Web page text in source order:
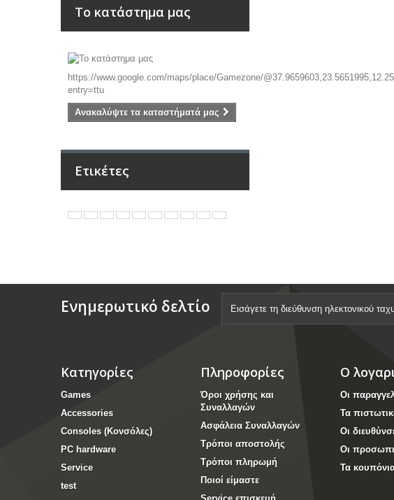
Το κατάστημα μας
https://www.google.com/maps/place/Gamezone/
entry=ttu
Ανακαλύψτε τα καταστήματά μας
Ετικέτες
Ενημερωτικό δελτίο
Κατηγορίες
Games
Accessories
Consoles (Κονσόλες)
PC hardware
Service
test
Πληροφορίες
Όροι χρήσης και
Συναλλαγών
Ασφάλεια Συναλλαγών
Τρόποι αποστολής
Τρόποι πληρωμή
Ποιοί είμαστε
Ο
Οι
Τα
Οι
Οι
Τα